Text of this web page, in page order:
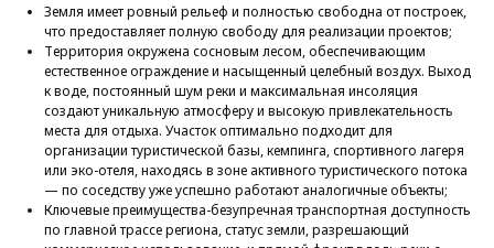
Земля имеет ровный рельеф и полностью свободна от построек,
что предоставляет полную свободу для реализации проектов;
Территория окружена сосновым лесом, обеспечивающим
естественное ограждение и насыщенный целебный воздух. Выход
к воде, постоянный шум реки и максимальная инсоляция
создают уникальную атмосферу и высокую привлекательность
места для отдыха. Участок оптимально подходит для
организации туристической базы, кемпинга, спортивного лагеря
или эко-отеля, находясь в зоне активного туристического потока
— по соседству уже успешно работают аналогичные объекты;
Ключевые преимущества-безупречная транспортная доступность
по главной трассе региона, статус земли, разрешающий